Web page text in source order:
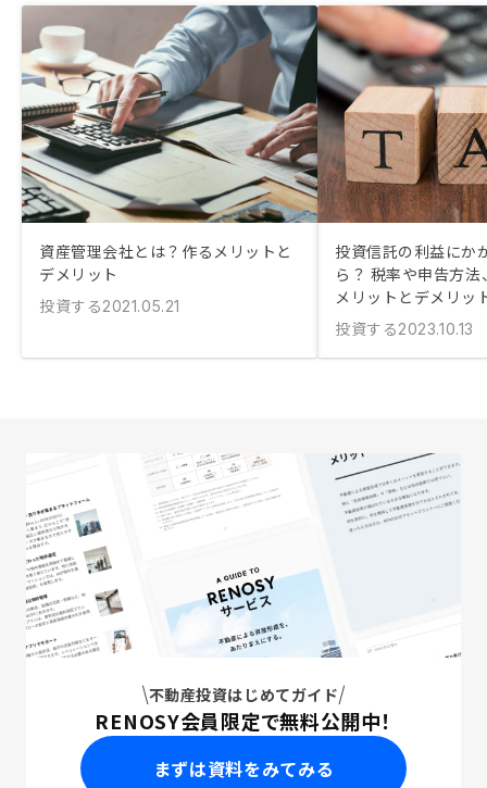
資産管理会社とは？作るメリットと
デメリット
投資する2021.05.21
投資信託の利益にか
ら？ 税率や申告方
メリットとデメリッ
投資する2023.10.13
不動産投資はじめてガイド
RENOSY会員限定で無料公開中！
まずは資料をみてみる